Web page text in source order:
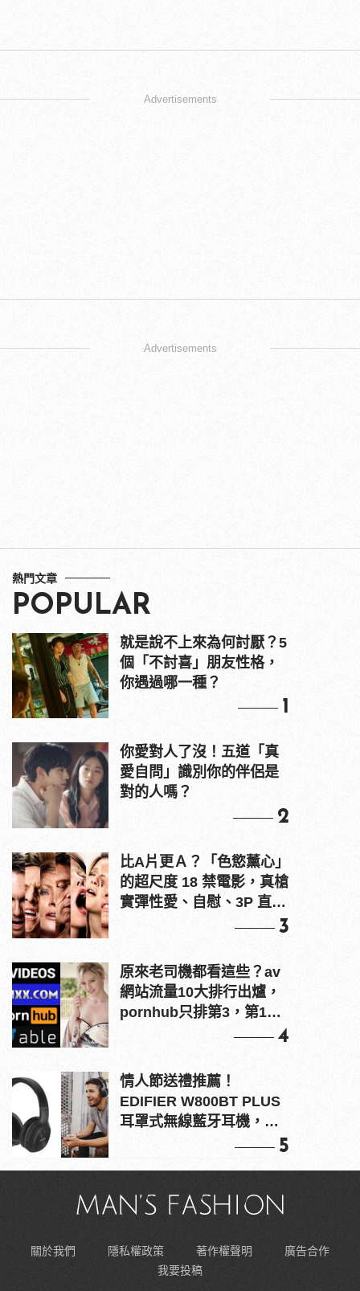
Advertisements
Advertisements
熱門文章
POPULAR
就是說不上來為何討厭？5
個「不討喜」朋友性格，
你遇過哪一種？
1
你愛對人了沒！五道「真
愛自問」識別你的伴侶是
對的人嗎？
2
比A片更Ａ？「色慾薰心」
的超尺度 18 禁電影，真槍
實彈性愛、自慰、3P 直接
3
原來老司機都看這些？av
網站流量10大排行出爐，
pornhub只排第3，第1名
4
情人節送禮推薦！
EDIFIER W800BT PLUS
耳罩式無線藍牙耳機，在
5
關於我們 隱私權政策 著作權聲明
廣告合作
我要投稿